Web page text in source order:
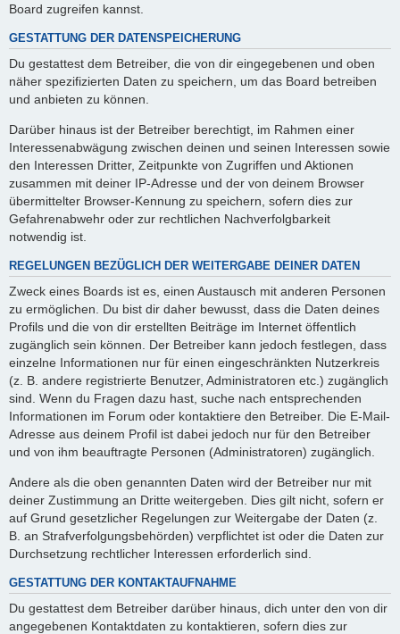
Board zugreifen kannst.
GESTATTUNG DER DATENSPEICHERUNG
Du gestattest dem Betreiber, die von dir eingegebenen und oben
näher spezifizierten Daten zu speichern, um das Board betreiben
und anbieten zu können.
Darüber hinaus ist der Betreiber berechtigt, im Rahmen einer
Interessenabwägung zwischen deinen und seinen Interessen sowie
den Interessen Dritter, Zeitpunkte von Zugriffen und Aktionen
zusammen mit deiner IP-Adresse und der von deinem Browser
übermittelter Browser-Kennung zu speichern, sofern dies zur
Gefahrenabwehr oder zur rechtlichen Nachverfolgbarkeit
notwendig ist.
REGELUNGEN BEZÜGLICH DER WEITERGABE DEINER DATEN
Zweck eines Boards ist es, einen Austausch mit anderen Personen
zu ermöglichen. Du bist dir daher bewusst, dass die Daten deines
Profils und die von dir erstellten Beiträge im Internet öffentlich
zugänglich sein können. Der Betreiber kann jedoch festlegen, dass
einzelne Informationen nur für einen eingeschränkten Nutzerkreis
(z. B. andere registrierte Benutzer, Administratoren etc.) zugänglich
sind. Wenn du Fragen dazu hast, suche nach entsprechenden
Informationen im Forum oder kontaktiere den Betreiber. Die E-Mail-
Adresse aus deinem Profil ist dabei jedoch nur für den Betreiber
und von ihm beauftragte Personen (Administratoren) zugänglich.
Andere als die oben genannten Daten wird der Betreiber nur mit
deiner Zustimmung an Dritte weitergeben. Dies gilt nicht, sofern er
auf Grund gesetzlicher Regelungen zur Weitergabe der Daten (z.
B. an Strafverfolgungsbehörden) verpflichtet ist oder die Daten zur
Durchsetzung rechtlicher Interessen erforderlich sind.
GESTATTUNG DER KONTAKTAUFNAHME
Du gestattest dem Betreiber darüber hinaus, dich unter den von dir
angegebenen Kontaktdaten zu kontaktieren, sofern dies zur